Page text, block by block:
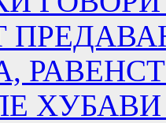
ХУБАВИ